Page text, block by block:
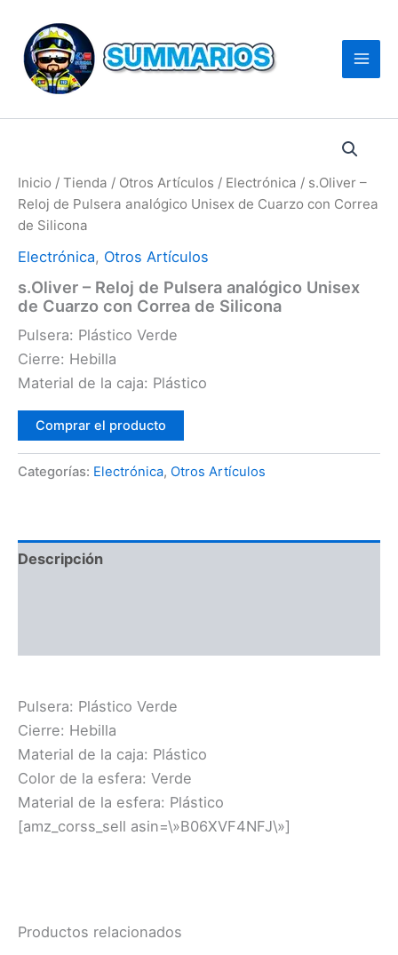
Inicio / Tienda / Otros Artículos / Electrónica / s.Oliver –
Reloj de Pulsera analógico Unisex de Cuarzo con Correa
de Silicona
Electrónica, Otros Artículos
s.Oliver – Reloj de Pulsera analógico Unisex
de Cuarzo con Correa de Silicona
Pulsera: Plástico Verde
Cierre: Hebilla
Material de la caja: Plástico
Comprar el producto
Categorías: Electrónica, Otros Artículos
Descripción
Pulsera: Plástico Verde
Cierre: Hebilla
Material de la caja: Plástico
Color de la esfera: Verde
Material de la esfera: Plástico
[amz_corss_sell asin=\»B06XVF4NFJ\»]
Productos relacionados